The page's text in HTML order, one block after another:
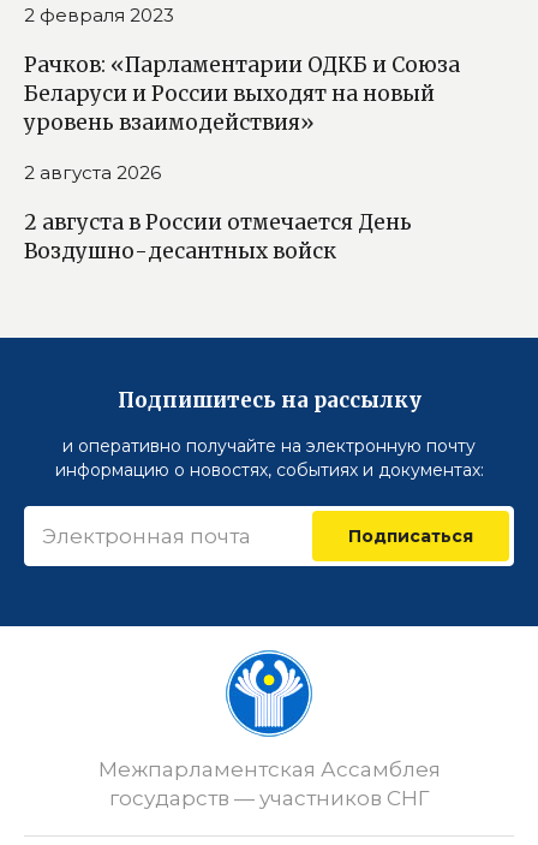
2 февраля 2023
Рачков: «Парламентарии ОДКБ и Союза
Беларуси и России выходят на новый
уровень взаимодействия»
2 августа 2026
2 августа в России отмечается День
Воздушно-десантных войск
Подпишитесь на рассылку
и оперативно получайте на электронную почту
информацию о новостях, событиях и документах:
Подписаться
Межпарламентская Ассамблея
государств — участников СНГ